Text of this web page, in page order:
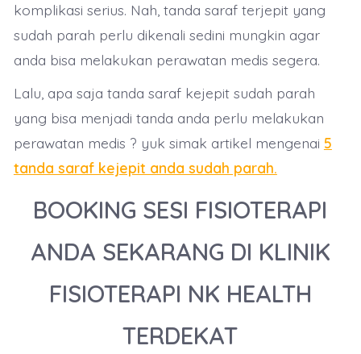
komplikasi serius. Nah, tanda saraf terjepit yang
sudah parah perlu dikenali sedini mungkin agar
anda bisa melakukan perawatan medis segera.
Lalu, apa saja tanda saraf kejepit sudah parah
yang bisa menjadi tanda anda perlu melakukan
perawatan medis ? yuk simak artikel mengenai 5
tanda saraf kejepit anda sudah parah.
BOOKING SESI FISIOTERAPI
ANDA SEKARANG DI KLINIK
FISIOTERAPI NK HEALTH
TERDEKAT